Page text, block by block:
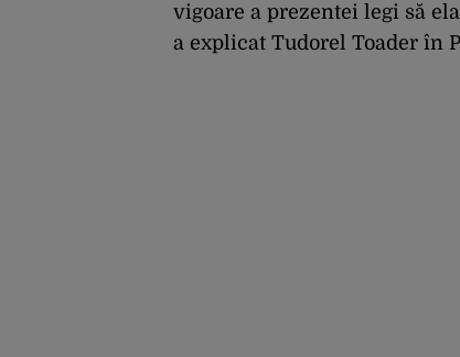
vigoare a prezentei legi să
a explicat Tudorel Toader în